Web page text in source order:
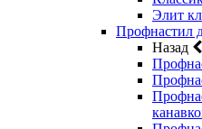
Элит
Профнастил
Назад